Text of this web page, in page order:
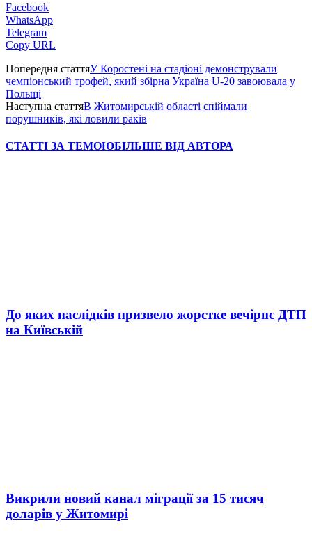
Facebook
WhatsApp
Telegram
Copy URL
Попередня статтяУ Коростені на стадіоні демонстрували
чемпіонський трофей, який збірна Україна U-20 завоювала у
Польщі
Наступна статтяВ Житомирській області спіймали
порушників, які ловили раків
СТАТТІ ЗА ТЕМОЮБІЛЬШЕ ВІД АВТОРА
До яких наслідків призвело жорстке вечірнє ДТП
на Київській
Викрили новий канал міграції за 15 тисяч
доларів у Житомирі